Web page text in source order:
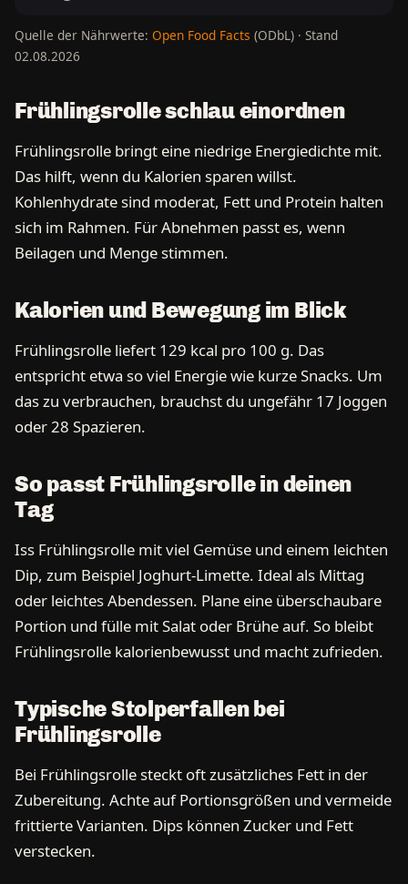
Quelle der Nährwerte: Open Food Facts (ODbL) · Stand
02.08.2026
Frühlingsrolle schlau einordnen
Frühlingsrolle bringt eine niedrige Energiedichte mit.
Das hilft, wenn du Kalorien sparen willst.
Kohlenhydrate sind moderat, Fett und Protein halten
sich im Rahmen. Für Abnehmen passt es, wenn
Beilagen und Menge stimmen.
Kalorien und Bewegung im Blick
Frühlingsrolle liefert 129 kcal pro 100 g. Das
entspricht etwa so viel Energie wie kurze Snacks. Um
das zu verbrauchen, brauchst du ungefähr 17 Joggen
oder 28 Spazieren.
So passt Frühlingsrolle in deinen
Tag
Iss Frühlingsrolle mit viel Gemüse und einem leichten
Dip, zum Beispiel Joghurt-Limette. Ideal als Mittag
oder leichtes Abendessen. Plane eine überschaubare
Portion und fülle mit Salat oder Brühe auf. So bleibt
Frühlingsrolle kalorienbewusst und macht zufrieden.
Typische Stolperfallen bei
Frühlingsrolle
Bei Frühlingsrolle steckt oft zusätzliches Fett in der
Zubereitung. Achte auf Portionsgrößen und vermeide
frittierte Varianten. Dips können Zucker und Fett
verstecken.